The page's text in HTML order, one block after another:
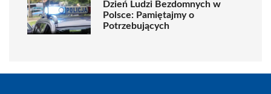
Dzień Ludzi Bezdomnych w
Polsce: Pamiętajmy o
Potrzebujących